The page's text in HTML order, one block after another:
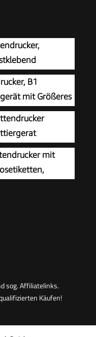
Printer für
16 mm 31mm/s
B1
mit Größeres
Aufkleber
mit iOS und
mit
sog. Affiliatelinks.
Käufen!